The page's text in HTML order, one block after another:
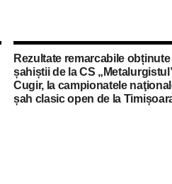
Rezultate remarcabile obținute
șahiștii de la CS
Cugir, la campionatele
șah clasic open de la